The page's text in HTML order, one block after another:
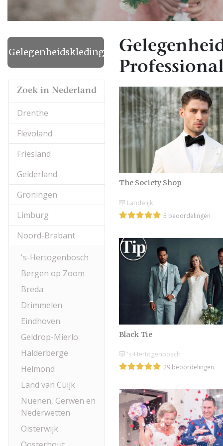
Gelegenheidskleding
Zoek in Nederland
Drenthe
Flevoland
Friesland
Gelderland
Groningen
Limburg
Noord-Brabant
's-Hertogenbosch
Bergen op Zoom
Breda
Drimmelen
Eindhoven
Geldrop-Mierlo
Halderberge
Helmond
Land van Cuijk
Nuenen, Gerwen en
Nederwetten
Oisterwijk
The Society Shop
Landelijk
5 beoordelingen
Black Tie
's-Hertogenbosch
29 beoordelingen